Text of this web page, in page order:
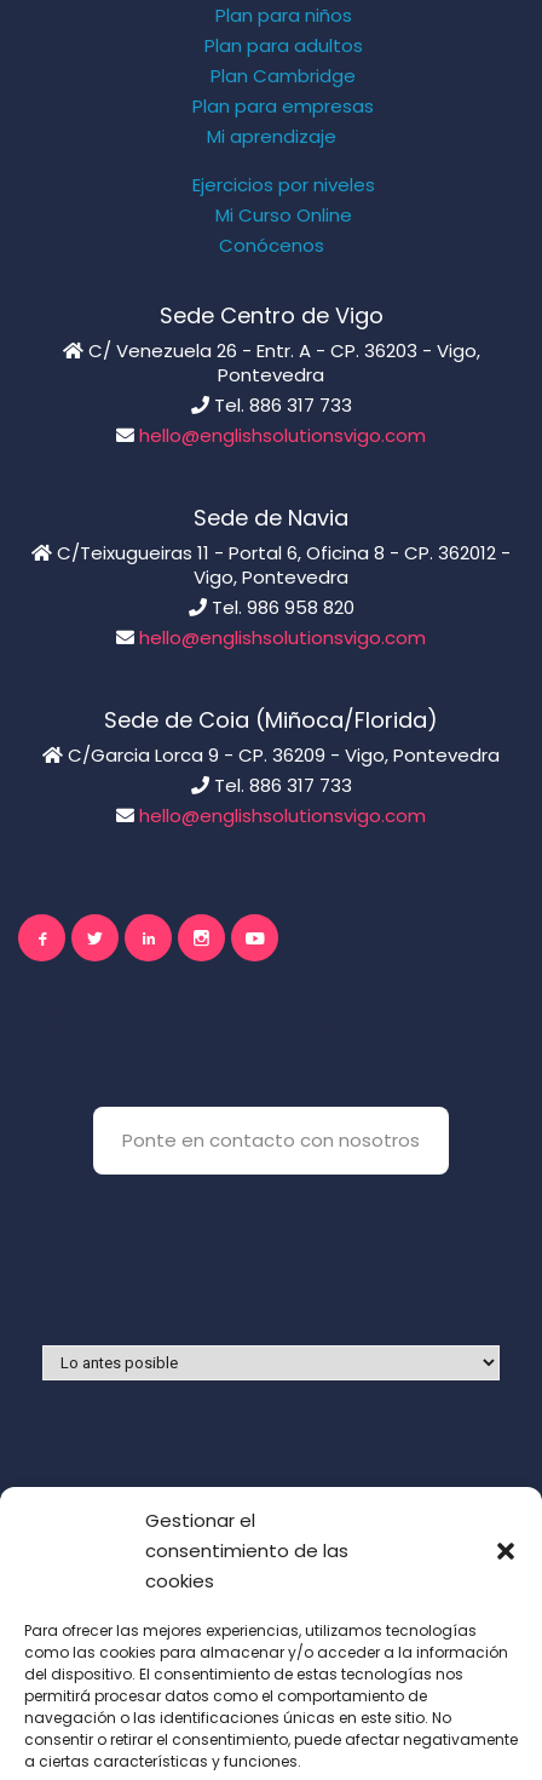
Gestionar el
consentimiento de las
cookies
Para ofrecer las mejores experiencias, utilizamos tecnologías
como las cookies para almacenar y/o acceder a la información
del dispositivo. El consentimiento de estas tecnologías nos
permitirá procesar datos como el comportamiento de
navegación o las identificaciones únicas en este sitio. No
consentir o retirar el consentimiento, puede afectar negativamente
a ciertas características y funciones.
Plan para niños
Plan para adultos
Plan Cambridge
Plan para empresas
Mi aprendizaje
Ejercicios por niveles
Mi Curso Online
Conócenos
Sede Centro de Vigo
C/ Venezuela 26 - Entr. A - CP. 36203 - Vigo,
Pontevedra
Tel. 886 317 733
hello@englishsolutionsvigo.com
Sede de Navia
C/Teixugueiras 11 - Portal 6, Oficina 8 - CP. 362012 -
Vigo, Pontevedra
Tel. 986 958 820
hello@englishsolutionsvigo.com
Sede de Coia (Miñoca/Florida)
C/Garcia Lorca 9 - CP. 36209 - Vigo, Pontevedra
Tel. 886 317 733
hello@englishsolutionsvigo.com
Ponte en contacto con nosotros
Acepto las condiciones de uso (LOPD)